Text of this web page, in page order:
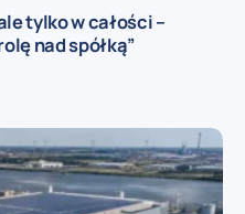
tylko w całości –
nad spółką”